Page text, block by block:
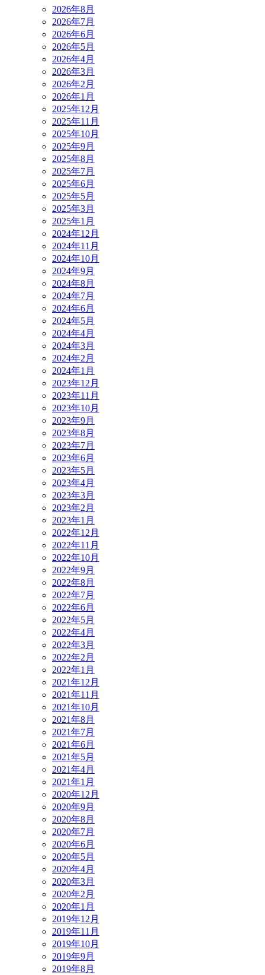
2026年8月
2026年7月
2026年6月
2026年5月
2026年4月
2026年3月
2026年2月
2026年1月
2025年12月
2025年11月
2025年10月
2025年9月
2025年8月
2025年7月
2025年6月
2025年5月
2025年3月
2025年1月
2024年12月
2024年11月
2024年10月
2024年9月
2024年8月
2024年7月
2024年6月
2024年5月
2024年4月
2024年3月
2024年2月
2024年1月
2023年12月
2023年11月
2023年10月
2023年9月
2023年8月
2023年7月
2023年6月
2023年5月
2023年4月
2023年3月
2023年2月
2023年1月
2022年12月
2022年11月
2022年10月
2022年9月
2022年8月
2022年7月
2022年6月
2022年5月
2022年4月
2022年3月
2022年2月
2022年1月
2021年12月
2021年11月
2021年10月
2021年8月
2021年7月
2021年6月
2021年5月
2021年4月
2021年1月
2020年12月
2020年9月
2020年8月
2020年7月
2020年6月
2020年5月
2020年4月
2020年3月
2020年2月
2020年1月
2019年12月
2019年11月
2019年10月
2019年9月
2019年8月